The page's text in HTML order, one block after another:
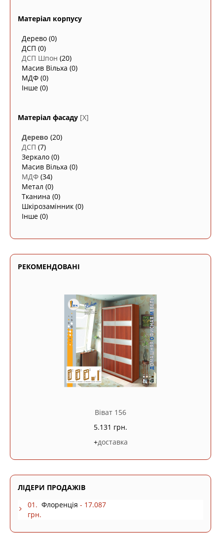
Матеріал корпусу
Дерево (0)
ДСП (0)
ДСП Шпон (20)
Масив Вільха (0)
МДФ (0)
Інше (0)
Матеріал фасаду [X]
Дерево (20)
ДСП (7)
Зеркало (0)
Масив Вільха (0)
МДФ (34)
Метал (0)
Тканина (0)
Шкірозамінник (0)
Інше (0)
РЕКОМЕНДОВАНІ
Віват 156
5.131 грн.
+доставка
ЛІДЕРИ ПРОДАЖІВ
01. Флоренція - 17.087
грн.